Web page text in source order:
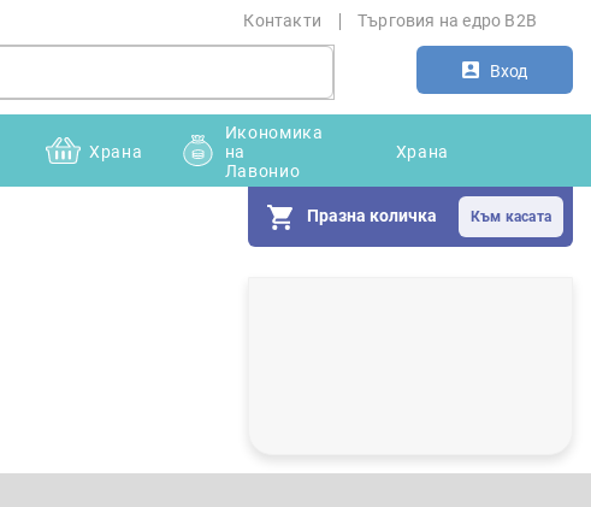
Контакти Търговия на едро B2B
Вход
Празна количка
Храна
Икономика
на
Лавонио
Храна
и